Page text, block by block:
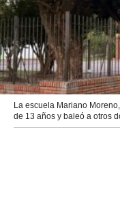
La escuela Mariano
de 13 años y baleó a otros